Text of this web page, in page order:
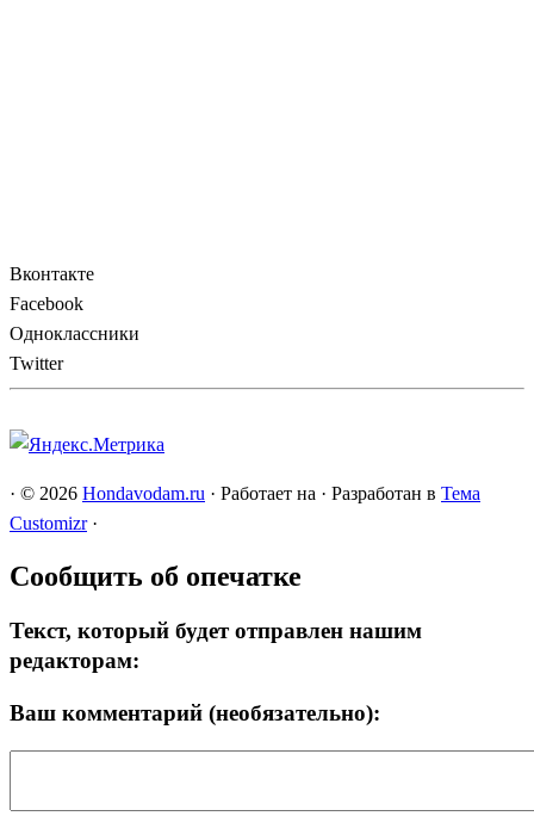
Вконтакте
Facebook
Одноклассники
Twitter
· © 2026 Hondavodam.ru · Работает на · Разработан в Тема
Customizr ·
Сообщить об опечатке
Текст, который будет отправлен нашим
редакторам:
Ваш комментарий (необязательно):